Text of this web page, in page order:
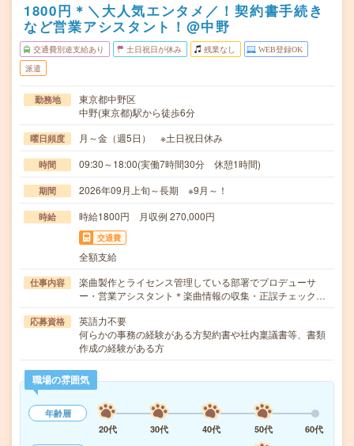
1800円＊＼大人気エンタメ／！契約書手続き
など営業アシスタント！@中野
交通費別途支給あり 土日祝日が休み 残業なし WEB登録OK
派遣
勤務地
東京都中野区
中野(東京都)駅から徒歩6分
曜日頻度 月～金（週5日） ※土日祝日休み
時間 09:30～18:00(実働7時間30分 休憩1時間)
期間 2026年09月上旬～長期 ※9月～！
時給 時給1800円 月収例 270,000円
交通費
全額支給
仕事内容
楽曲製作とライセンス管理している部署でプロデューサ
ー・営業アシスタント＊楽曲情報の収集・正誤チェック…
応募資格
英語力不要
何らかの事務の経験がある方契約書や社内稟議書等、書類
作成の経験がある方
職場の雰囲気
年齢層
20代
30代 40代 50代
60代